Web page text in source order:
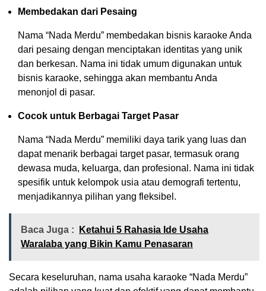
Membedakan dari Pesaing
Nama “Nada Merdu” membedakan bisnis karaoke Anda
dari pesaing dengan menciptakan identitas yang unik
dan berkesan. Nama ini tidak umum digunakan untuk
bisnis karaoke, sehingga akan membantu Anda
menonjol di pasar.
Cocok untuk Berbagai Target Pasar
Nama “Nada Merdu” memiliki daya tarik yang luas dan
dapat menarik berbagai target pasar, termasuk orang
dewasa muda, keluarga, dan profesional. Nama ini tidak
spesifik untuk kelompok usia atau demografi tertentu,
menjadikannya pilihan yang fleksibel.
Baca Juga :
Ketahui 5 Rahasia Ide Usaha
Waralaba yang Bikin Kamu Penasaran
Secara keseluruhan, nama usaha karaoke “Nada Merdu”